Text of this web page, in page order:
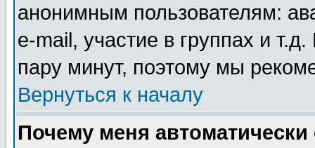
анонимным пользователям:
e-mail, участие в группах и
пару минут, поэтому мы
Вернуться к началу
Почему меня автоматически